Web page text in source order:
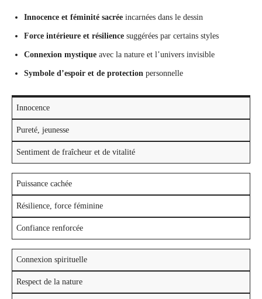
Innocence et féminité sacrée incarnées dans le dessin
Force intérieure et résilience suggérées par certains styles
Connexion mystique avec la nature et l’univers invisible
Symbole d’espoir et de protection personnelle
Innocence
Pureté, jeunesse
Sentiment de fraîcheur et de vitalité
Puissance cachée
Résilience, force féminine
Confiance renforcée
Connexion spirituelle
Respect de la nature